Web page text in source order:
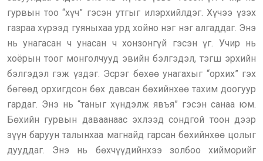
гурвын тоо “хүч” гэсэн утгыг илэрхийлдэг. Хүчээ үзэх
газраа хүрээд гуяныхаа урд хойно нэг нэг алгаддаг. Энэ
нь унагасан ч унасан ч хонзонгүй гэсэн үг. Учир нь
хоёрын тоог монголчууд эвийн бэлгэдэл, тэгш эрхийн
бэлгэдэл гэж үздэг. Эсрэг бөхөө унагахыг “орхих” гэх
бөгөөд орхигдсон бөх давсан бөхийнхөө тахим доогуур
гардаг. Энэ нь “таныг хүндэлж явъя” гэсэн санаа юм.
Бөхийн гурвын даваанаас эхлээд сондгой тоон дээр
зүүн баруун талынхаа магнайд гарсан бөхийнхөө цолыг
дууддаг. Энэ нь бөхчүүдийнхээ золбоо хийморийг